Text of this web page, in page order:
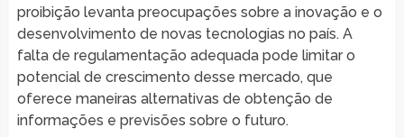
proibição levanta preocupações sobre a inovação e o
desenvolvimento de novas tecnologias no país. A
falta de regulamentação adequada pode limitar o
potencial de crescimento desse mercado, que
oferece maneiras alternativas de obtenção de
informações e previsões sobre o futuro.